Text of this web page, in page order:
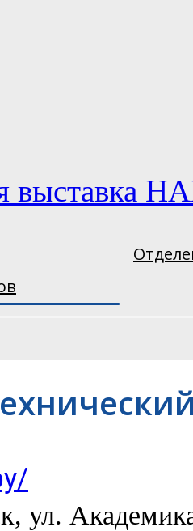
выставка
ул.